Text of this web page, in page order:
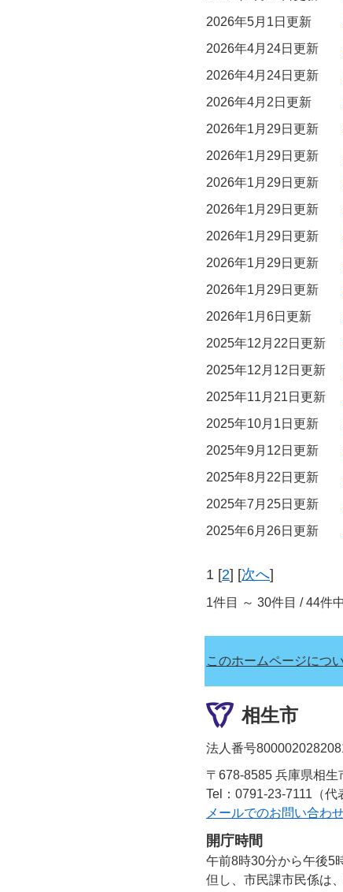
2026年5月1日更新
2026年4月24日更新
2026年4月24日更新
2026年4月2日更新
2026年1月29日更新
2026年1月29日更新
2026年1月29日更新
2026年1月29日更新
2026年1月29日更新
2026年1月29日更新
2026年1月29日更新
2026年1月6日更新
2025年12月22日更新
2025年12月12日更新
2025年11月21日更新
2025年10月1日更新
2025年9月12日更新
2025年8月22日更新
2025年7月25日更新
2025年6月26日更新
1 [2] [次へ]
1件目 ～ 30件目 / 44件中
このホームページにつ
相生市
法人番号
〒678-8585 兵庫県相
Tel：0791-23-7111（代
メールでのお問い合わ
開庁時間
午前8時30分から午後5
但し、市民課市民係は